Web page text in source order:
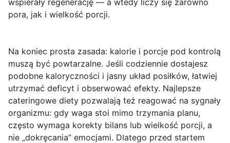
pora, jak i wielkość porcji.
Na koniec prosta zasada: kalorie i porcje pod kontrolą
muszą być powtarzalne. Jeśli codziennie dostajesz
podobne kaloryczności i jasny układ posiłków, łatwiej
utrzymać deficyt i obserwować efekty. Najlepsze
cateringowe diety pozwalają też reagować na sygnały
organizmu: gdy waga stoi mimo trzymania planu,
często wymaga korekty bilans lub wielkość porcji, a
nie „dokręcania” emocjami. Dlatego przed startem